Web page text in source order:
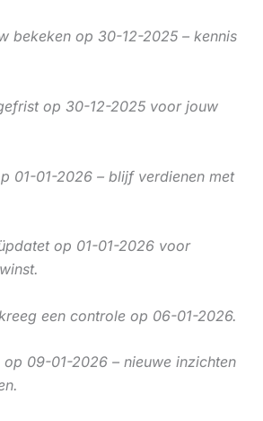
bekeken op 30-12-2025 – kennis
op 30-12-2025 voor jouw
01-01-2026 – blijf verdienen met
op 01-01-2026 voor
een controle op 06-01-2026.
09-01-2026 – nieuwe inzichten